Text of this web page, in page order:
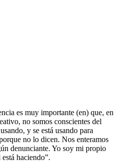
es muy importante (en) que, en
no somos conscientes del
y se está usando para
no lo dicen. Nos enteramos
denunciante. Yo soy mi propio
haciendo”.